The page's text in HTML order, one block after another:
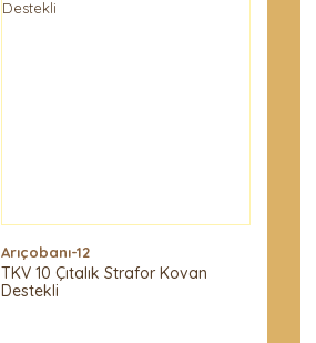
Arıçobanı-12
TKV 10 Çıtalık Strafor Kovan
Destekli